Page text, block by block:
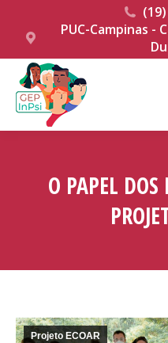
PUC-Campinas -
O PAPEL DOS
Projeto ECOAR